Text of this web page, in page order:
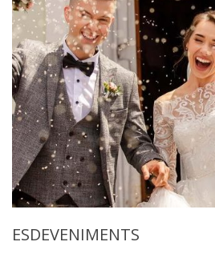
ESDEVENIMENTS